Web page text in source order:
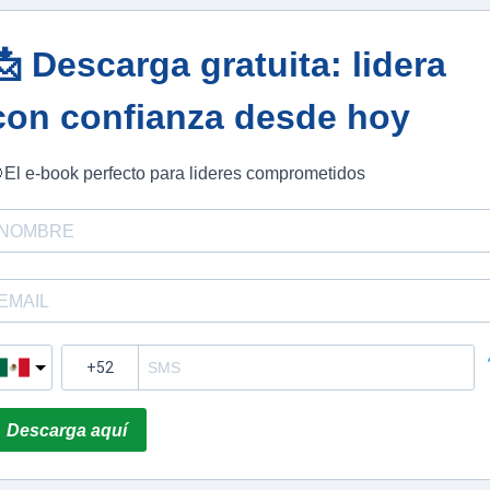
Descarga gratuita: lidera
confianza desde hoy
e-book perfecto para lideres comprometidos
Descarga aquí